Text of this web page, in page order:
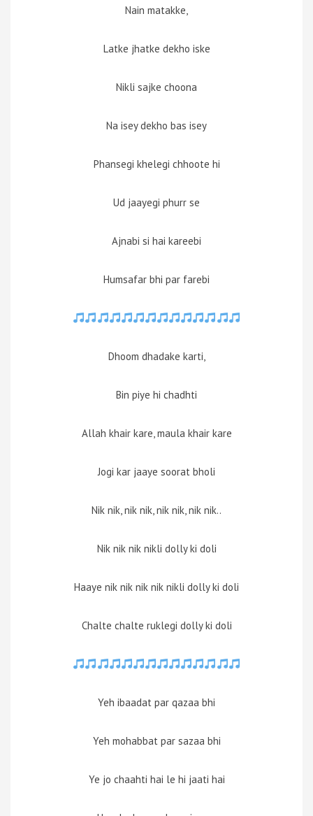
Nain matakke,
Latke jhatke dekho iske
Nikli sajke choona
Na isey dekho bas isey
Phansegi khelegi chhoote hi
Ud jaayegi phurr se
Ajnabi si hai kareebi
Humsafar bhi par farebi
Dhoom dhadake karti,
Bin piye hi chadhti
Allah khair kare, maula khair kare
Jogi kar jaaye soorat bholi
Nik nik, nik nik, nik nik, nik nik..
Nik nik nik nikli dolly ki doli
Haaye nik nik nik nik nikli dolly ki doli
Chalte chalte ruklegi dolly ki doli
Yeh ibaadat par qazaa bhi
Yeh mohabbat par sazaa bhi
Ye jo chaahti hai le hi jaati hai